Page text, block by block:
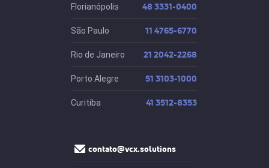
Florianópolis 48 3331-0400
São Paulo 11 4765-6770
Rio de Janeiro 21 2042-2268
Porto Alegre 51 3103-1000
Curitiba 41 3512-8353
contato@vcx.solutions